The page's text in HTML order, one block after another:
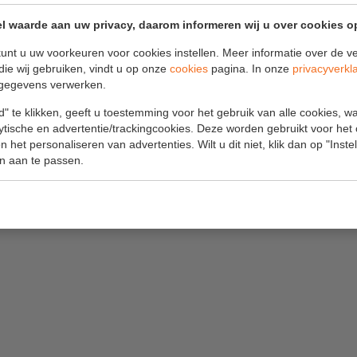
waarde aan uw privacy, daarom informeren wij u over cookies
u uw voorkeuren voor cookies instellen. Meer informatie over de
wij gebruiken, vindt u op onze cookies pagina. In onze
verwerken.
te klikken, geeft u toestemming voor het gebruik van alle cookies,
en advertentie/trackingcookies. Deze worden gebruikt voor het
het personaliseren van advertenties. Wilt u dit niet, klik dan op
aan te passen.
is de gordel
ervoor dat een
de gebruiker zelf
Meer info